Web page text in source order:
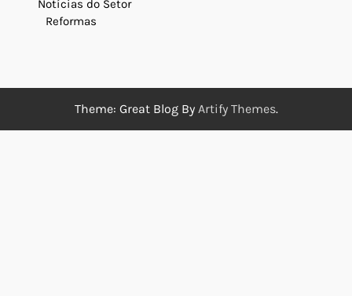
Notícias do Setor
Reformas
Theme: Great Blog By Artify Themes.